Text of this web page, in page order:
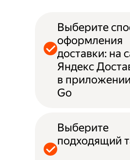
Выберите
оформления
доставки: на
Яндекс
в
Go
Выберите
подходящий